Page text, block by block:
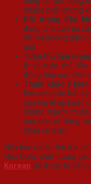
những biến chứng
Đối tượng đặc
đang cho con bú
dõi và hướng dẫn
quả.
Tuân thủ liều
lý và tuân thủ
động tiêu cực đến
Tham khảo ý kiến
linh chi hoặc bất
cao huyết áp hoặc
những người
của bác sĩ dừng
khoẻ cá nhân.
Nếu bạn muốn tìm địa
Hàn Quốc chất lượng
Korean để được tư vấn